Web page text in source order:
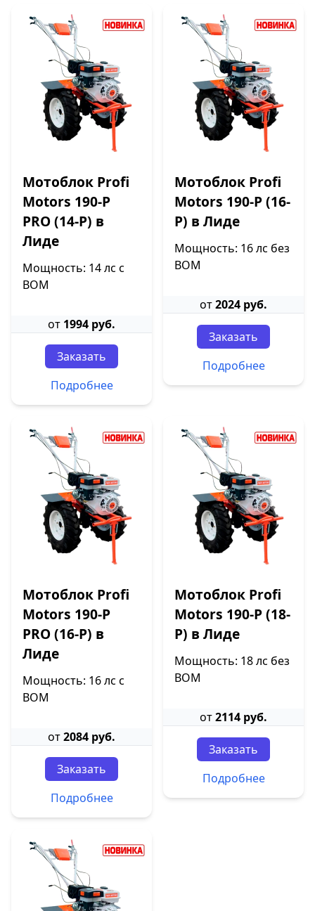
Мотоблок Profi
Motors 190-P
PRO (14-P) в
Лиде
Мощность: 14 лс с
ВОМ
от 1994 руб.
Заказать
Подробнее
Мотоблок Profi
Motors 190-P (16-
P) в Лиде
Мощность: 16 лс без
ВОМ
от2024 руб.
Заказать
Подробнее
Мотоблок Profi
Motors 190-P
PRO (16-P) в
Лиде
Мощность: 16 лс с
ВОМ
от2084 руб.
Заказать
Подробнее
Мотоблок Profi
Motors 190-P (18-
P) в Лиде
Мощность: 18 лс без
ВОМ
от2114 руб.
Заказать
Подробнее